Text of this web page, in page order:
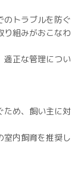
のトラブルを防ぐ
り組みがおこなわ
適正な管理につい
ため、飼い主に対
室内飼育を推奨し